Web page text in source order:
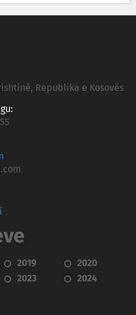
Republika e Kosovës
2019
2020
2023
2024